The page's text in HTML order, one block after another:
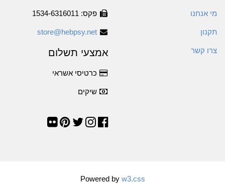
מי אנחנו
תקנון
צרו קשר
פקס: 1534-6316011
store@hebpsy.net
אמצעי תשלום
כרטיסי אשראי
שיקים
Powered by w3.css